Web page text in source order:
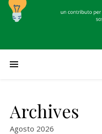
Archives
Agosto 2026